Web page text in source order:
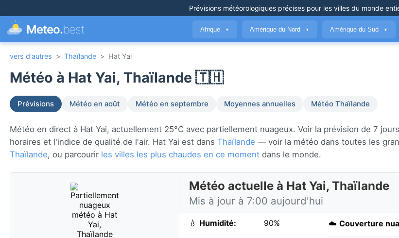
Prévisions météorologiques précises pour les villes du monde
Meteo.best Afrique ▼ Amérique du Nord ▼ Amérique du Sud ▼
vers d'autres > Thaïlande > Hat Yai
Météo à Hat Yai, Thaïlande 🇹🇭
Prévisions Météo en août Météo en septembre Moyennes annuelles Météo Thaïlande
Météo en direct à Hat Yai, actuellement 25°C avec partiellement nuageux. Voir la prévision de 7
horaires et l'indice de qualité de l'air. Hat Yai est dans Thaïlande — voir la météo dans toutes les
Thaïlande, ou parcourir les villes les plus chaudes en ce moment dans le monde.
Météo actuelle à Hat Yai, Thaïlande
Mis à jour à 7:00 aujourd'hui
💧 Humidité: 90% ☁️ Couverture